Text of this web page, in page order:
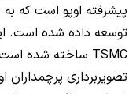
پیشرفته اوپو است که
توسعه داده شده است. این
TSMC ساخته شده است
تصویربرداری پرچمداران